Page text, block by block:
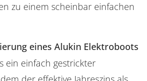
zu einem scheinbar einfachen
eines Alukin Elektroboots
ein einfach gestrickter